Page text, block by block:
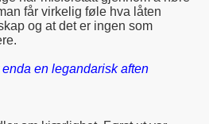
får virkelig føle hva låten
og at det er ingen som
en legandarisk aften